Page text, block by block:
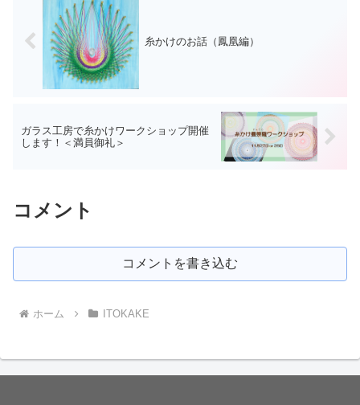
糸かけのお話（鳳凰編）
ガラス工房で糸かけワークショップ開催
します！＜満員御礼＞
コメント
コメントを書き込む
ホーム ITOKAKE